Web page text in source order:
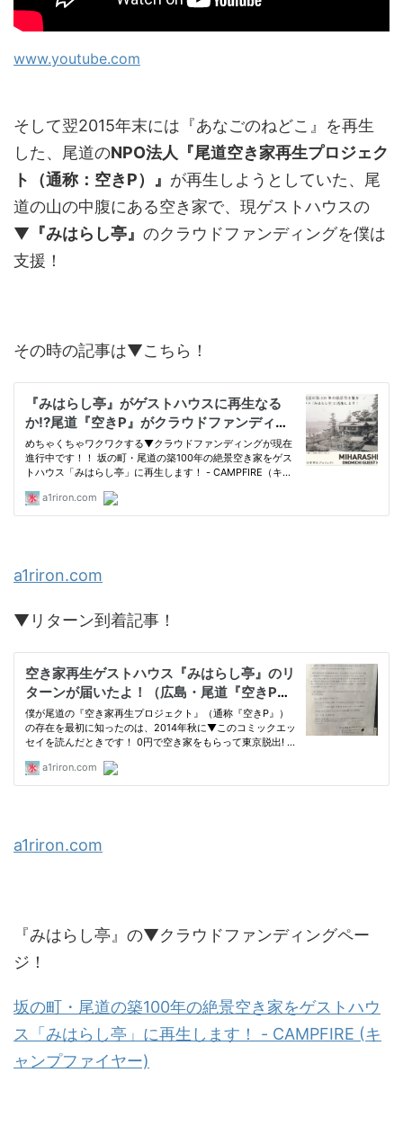
www.youtube.com
そして翌2015年末には『あなごのねどこ』を再生
した、尾道のNPO法人『尾道空き家再生プロジェク
ト（通称：空きP）』 が再生しようとしていた、尾
道の山の中腹にある空き家で、現ゲストハウスの
▼ 『みはらし亭』 のクラウドファンディングを僕は
支援！
その時の記事は▼こちら！
a1riron.com
▼リターン到着記事！
a1riron.com
『みはらし亭』の▼クラウドファンディングペー
ジ！
坂の町・尾道の築100年の絶景空き家をゲストハウ
ス「みはらし亭」に再生します！ - CAMPFIRE (キ
ャンプファイヤー)